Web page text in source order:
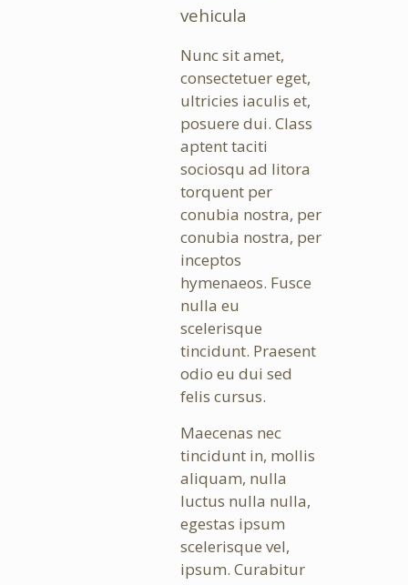
vehicula
Nunc sit amet,
consectetuer eget,
ultricies iaculis et,
posuere dui. Class
aptent taciti
sociosqu ad litora
torquent per
conubia nostra, per
conubia nostra, per
inceptos
hymenaeos. Fusce
nulla eu
scelerisque
tincidunt. Praesent
odio eu dui sed
felis cursus.
Maecenas nec
tincidunt in, mollis
aliquam, nulla
luctus nulla nulla,
egestas ipsum
scelerisque vel,
ipsum. Curabitur